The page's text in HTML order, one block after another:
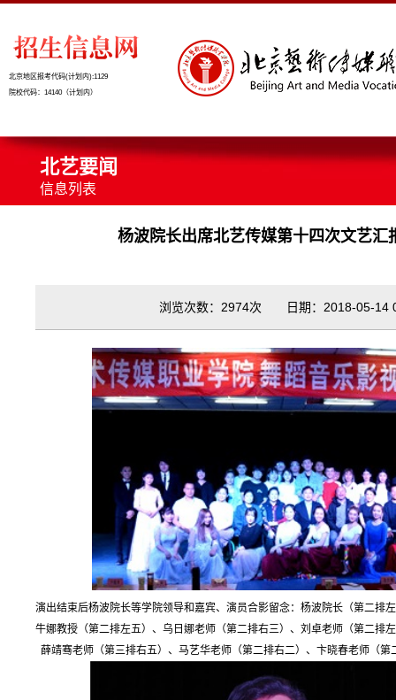
北京地区报考代码(计划内):1129
院校代码：14140（计划内）
北艺要闻
信息列表
杨波院长出席北艺传媒第十四次文艺汇
浏览次数：2974次 日期：2018-05-14
演出结束后杨波院长等学院领导和嘉宾、演员合影留念：杨波院长（第二排
牛娜教授（第二排左五） 、 乌日娜老师（第二排右三） 、 刘卓老师（第二排
薛靖骞老师（第三排右五） 、 马艺华老师（第二排右二） 、 卞晓春老师（第